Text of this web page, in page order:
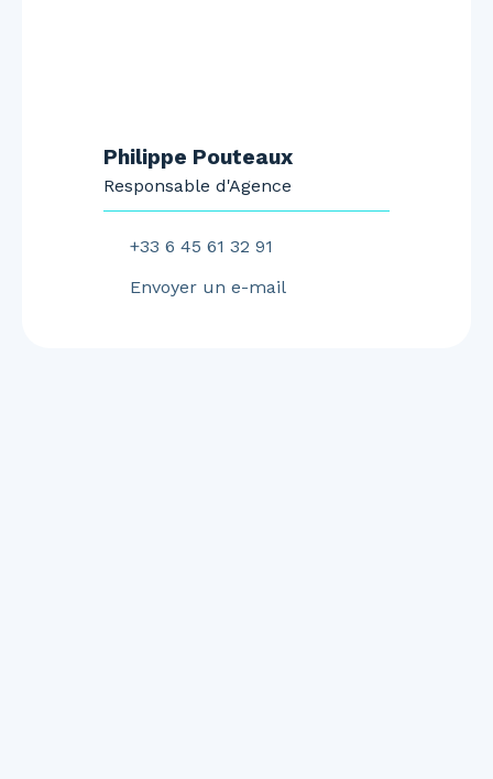
Philippe Pouteaux
Responsable d'Agence
+33 6 45 61 32 91
Envoyer un e-mail